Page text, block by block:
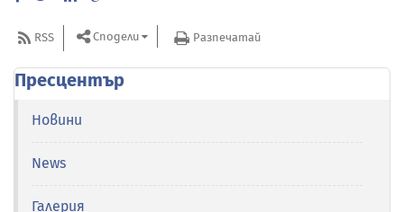
RSS Сподели Разпечатай
Пресцентър
Новини
News
Галерия